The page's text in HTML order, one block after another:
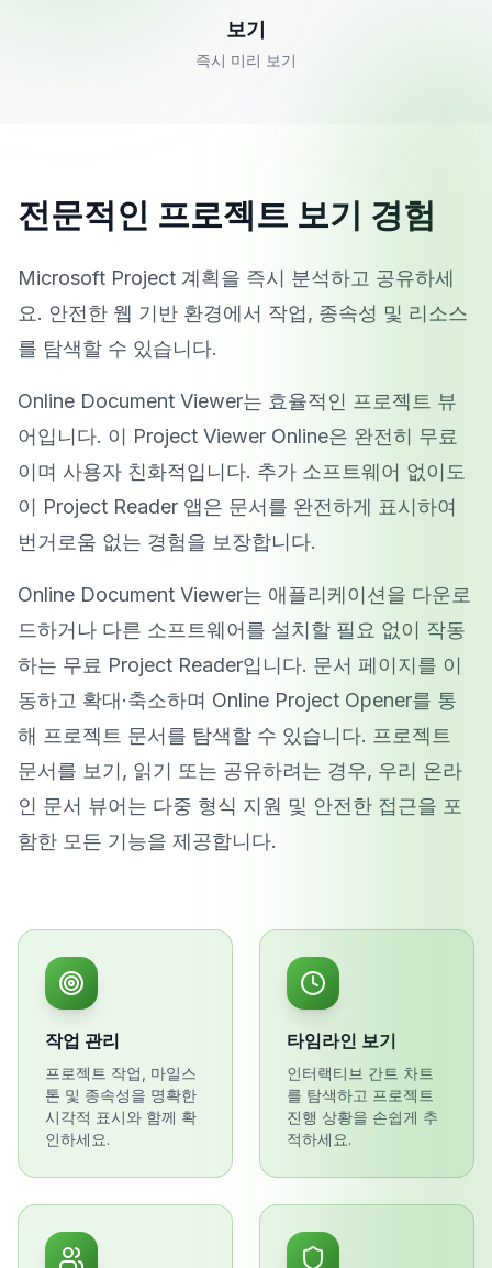
보기
즉시 미리 보기
전문적인 프로젝트 보기 경험
Microsoft Project 계획을 즉시 분석하고 공유하세
요. 안전한 웹 기반 환경에서 작업, 종속성 및 리소스
를 탐색할 수 있습니다.
Online Document Viewer는 효율적인 프로젝트 뷰
어입니다. 이 Project Viewer Online은 완전히 무료
이며 사용자 친화적입니다. 추가 소프트웨어 없이도
이 Project Reader 앱은 문서를 완전하게 표시하여
번거로움 없는 경험을 보장합니다.
Online Document Viewer는 애플리케이션을 다운로
드하거나 다른 소프트웨어를 설치할 필요 없이 작동
하는 무료 Project Reader입니다. 문서 페이지를 이
동하고 확대·축소하며 Online Project Opener를 통
해 프로젝트 문서를 탐색할 수 있습니다. 프로젝트
문서를 보기, 읽기 또는 공유하려는 경우, 우리 온라
인 문서 뷰어는 다중 형식 지원 및 안전한 접근을 포
함한 모든 기능을 제공합니다.
작업 관리
프로젝트 작업, 마일스
톤 및 종속성을 명확한
시각적 표시와 함께 확
인하세요.
타임라인 보기
인터랙티브 간트 차트
를 탐색하고 프로젝트
진행 상황을 손쉽게 추
적하세요.